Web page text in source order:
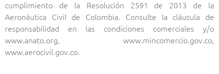
cumplimiento de la Resolución 2591 de 2013 de la
Aeronáutica Civil de Colombia. Consulte la cláusula de
responsabilidad en las condiciones comerciales y/o
www.anato.org, www.mincomercio.gov.co,
www.aerocivil.gov.co.